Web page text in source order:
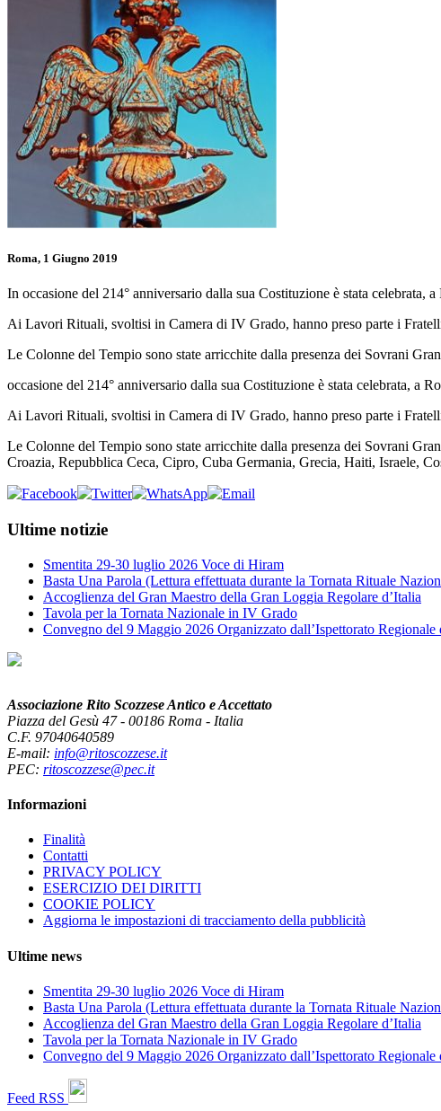
Roma, 1 Giugno 2019
In occasione del 214° anniversario dalla sua Costituzione è stata
Ai Lavori Rituali, svoltisi in Camera di IV Grado, hanno preso parte i
Le Colonne del Tempio sono state arricchite dalla presenza dei Sovrani
occasione del 214° anniversario dalla sua Costituzione è stata celebrata, a
Ai Lavori Rituali, svoltisi in Camera di IV Grado, hanno preso parte i
Le Colonne del Tempio sono state arricchite dalla presenza dei Sovrani
Croazia, Repubblica Ceca, Cipro, Cuba Germania, Grecia, Haiti, Israele,
Ultime notizie
Smentita 29-30 luglio 2026 Voce di Hiram
Basta Una Parola (Lettura effettuata durante la Tornata Rituale
Accoglienza del Gran Maestro della Gran Loggia Regolare d’Italia
Tavola per la Tornata Nazionale in IV Grado
Convegno del 9 Maggio 2026 Organizzato dall’Ispettorato Regionale
Associazione Rito Scozzese Antico e Accettato
Piazza del Gesù 47 - 00186 Roma - Italia
C.F. 97040640589
E-mail: info@ritoscozzese.it
PEC: ritoscozzese@pec.it
Informazioni
Finalità
Contatti
PRIVACY POLICY
ESERCIZIO DEI DIRITTI
COOKIE POLICY
Aggiorna le impostazioni di tracciamento della pubblicità
Ultime news
Smentita 29-30 luglio 2026 Voce di Hiram
Basta Una Parola (Lettura effettuata durante la Tornata Rituale
Accoglienza del Gran Maestro della Gran Loggia Regolare d’Italia
Tavola per la Tornata Nazionale in IV Grado
Convegno del 9 Maggio 2026 Organizzato dall’Ispettorato Regionale
Feed RSS